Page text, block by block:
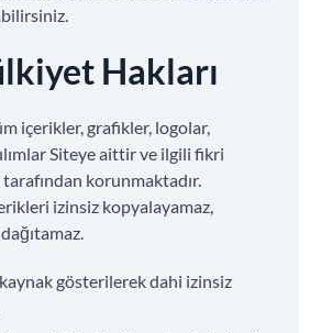
Hakları
içerikler, grafikler, logolar,
Siteye aittir ve ilgili fikri
korunmaktadır.
izinsiz kopyalayamaz,
gösterilerek dahi izinsiz